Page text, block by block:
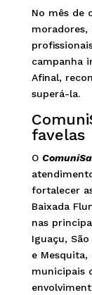
No mês de
moradores,
campanha
Afinal,
superá-la.
favelas
O
fortalecer
Baixada
nas
Iguaçu,
e
municipais